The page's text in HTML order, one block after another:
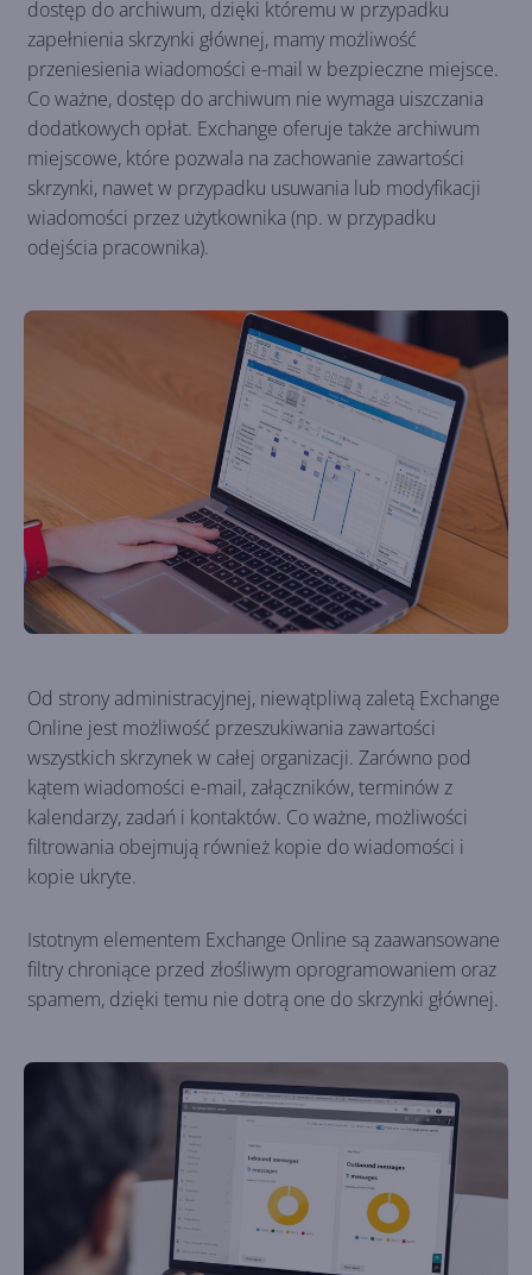
dostęp do archiwum, dzięki któremu w przypadku
zapełnienia skrzynki głównej, mamy możliwość
przeniesienia wiadomości e-mail w bezpieczne miejsce.
Co ważne, dostęp do archiwum nie wymaga uiszczania
dodatkowych opłat. Exchange oferuje także archiwum
miejscowe, które pozwala na zachowanie zawartości
skrzynki, nawet w przypadku usuwania lub modyfikacji
wiadomości przez użytkownika (np. w przypadku
odejścia pracownika).
Od strony administracyjnej, niewątpliwą zaletą Exchange
Online jest możliwość przeszukiwania zawartości
wszystkich skrzynek w całej organizacji. Zarówno pod
kątem wiadomości e-mail, załączników, terminów z
kalendarzy, zadań i kontaktów. Co ważne, możliwości
filtrowania obejmują również kopie do wiadomości i
kopie ukryte.
Istotnym elementem Exchange Online są zaawansowane
filtry chroniące przed złośliwym oprogramowaniem oraz
spamem, dzięki temu nie dotrą one do skrzynki głównej.